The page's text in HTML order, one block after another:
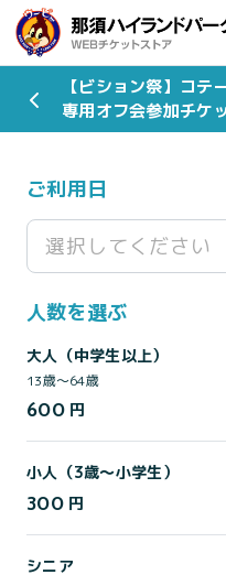
利用規約
【ビション祭】コ
専用オフ会参加チケ
ご利用日
選択してください
人数を選ぶ
大人（中学生以上）
13歳〜64歳
600 円
小人（3歳～小学生）
300 円
シニア